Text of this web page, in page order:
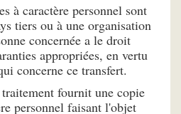
à caractère personnel sont
tiers ou à une organisation
concernée a le droit
appropriées, en vertu
concerne ce transfert.
fournit une copie
personnel faisant l'objet